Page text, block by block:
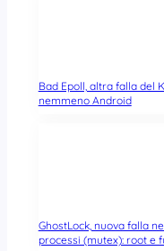
Bad Epoll, altra falla del
nemmeno Android
GhostLock, nuova falla
processi (mutex): root e